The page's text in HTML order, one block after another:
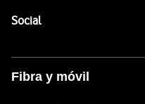
SocialEnlaces a las redes
Fibra y móvil